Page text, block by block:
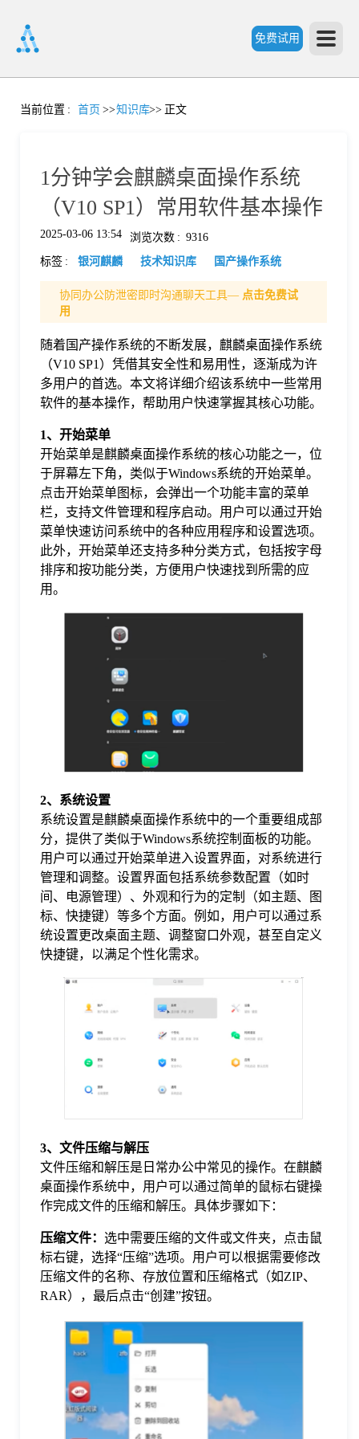
免费试用
首
价
格
常
见
问
当前位置 : 首页 >>知识库>> 正文
1分钟学会麒麟桌面操作系统
（V10 SP1）常用软件基本操作
2025-03-06 13:54 浏览次数 : 9316
标签 : 银河麒麟 技术知识库 国产操作系统
协同办公防泄密即时沟通聊天工具— 点击免费试
用
随着国产操作系统的不断发展，麒麟桌面操作系统
（V10 SP1）凭借其安全性和易用性，逐渐成为许
多用户的首选。本文将详细介绍该系统中一些常用
软件的基本操作，帮助用户快速掌握其核心功能。
1、开始菜单
开始菜单是麒麟桌面操作系统的核心功能之一，位
于屏幕左下角，类似于Windows系统的开始菜单。
点击开始菜单图标，会弹出一个功能丰富的菜单
栏，支持文件管理和程序启动。用户可以通过开始
菜单快速访问系统中的各种应用程序和设置选项。
此外，开始菜单还支持多种分类方式，包括按字母
排序和按功能分类，方便用户快速找到所需的应
用。
2、系统设置
系统设置是麒麟桌面操作系统中的一个重要组成部
分，提供了类似于Windows系统控制面板的功能。
用户可以通过开始菜单进入设置界面，对系统进行
管理和调整。设置界面包括系统参数配置（如时
间、电源管理）、外观和行为的定制（如主题、图
标、快捷键）等多个方面。例如，用户可以通过系
统设置更改桌面主题、调整窗口外观，甚至自定义
快捷键，以满足个性化需求。
3、文件压缩与解压
文件压缩和解压是日常办公中常见的操作。在麒麟
桌面操作系统中，用户可以通过简单的鼠标右键操
作完成文件的压缩和解压。具体步骤如下：
压缩文件： 选中需要压缩的文件或文件夹，点击鼠
标右键，选择“压缩”选项。用户可以根据需要修改
压缩文件的名称、存放位置和压缩格式（如ZIP、
RAR），最后点击“创建”按钮。